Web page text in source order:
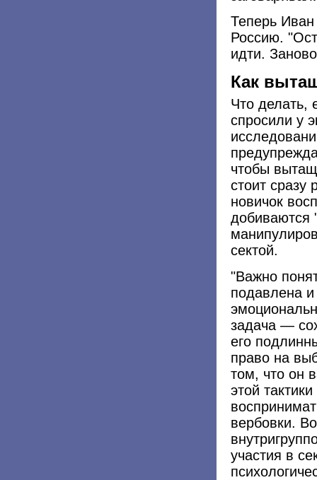
Теперь Иван
Россию.
идти.
Как
Что делать,
спросили у
чтобы
стоит сразу
новичок
добиваются
сектой.
"Важно
подавлена
задача —
его
право на
том, что он
этой
вербовки.
участия в